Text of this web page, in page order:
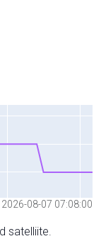
08-07 07:08:00
satelliite.